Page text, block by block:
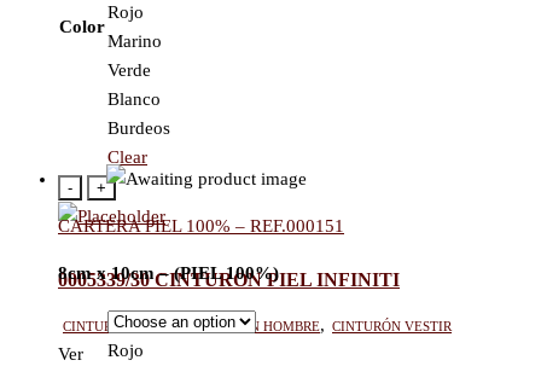
Color
Rojo
Marino
Verde
Blanco
Burdeos
Clear
- +
0005339/30 CINTURON PIEL INFINITI
Cinturón mujer, Cinturón hombre, Cinturón vestir
Ver
CARTERA PIEL 100% – REF.000151
8cm x 10cm – (PIEL 100%)
Rojo